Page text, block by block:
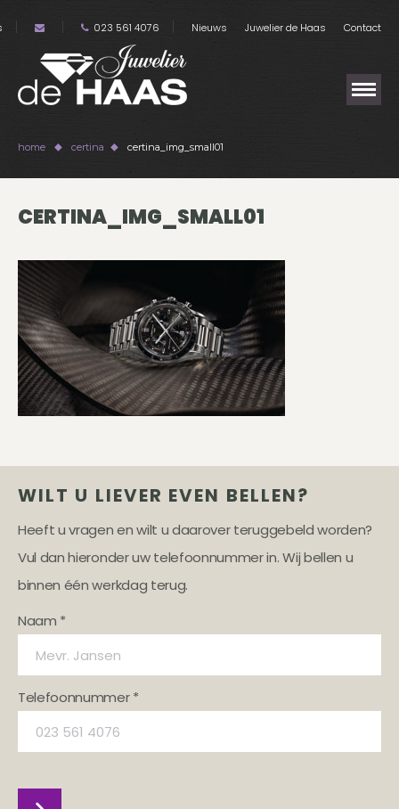
023 561 4076 Nieuws Juwelier de Haas Contact
home certina certina_img_small01
CERTINA_IMG_SMALL01
WILT U LIEVER EVEN BELLEN?
Heeft u vragen en wilt u daarover teruggebeld worden?
Vul dan hieronder uw telefoonnummer in. Wij bellen u
binnen één werkdag terug.
Naam *
Telefoonnummer *